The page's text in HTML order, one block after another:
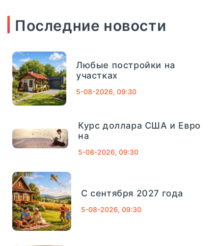
04сентябрь, 2025
Финансовый Совет На 4
Деньги За Лишние
Школьные Покупки -
«Тема Дня»
​ 💸 Ежедневный совет Банки —
Внешпромбанк
Банк Югра
1013
Совкомбанк
ТРАСТ
Газпромбанк
Московский кредитный банк
Последние новости
Любые постройки на
участках
5-08-2026, 09:30
Курс доллара США и Евро
на
5-08-2026, 09:30
С сентября 2027 года
5-08-2026, 09:30